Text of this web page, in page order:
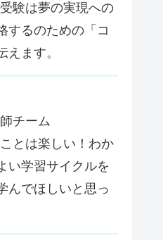
験は夢の実現への
するのための「コ
えます。
チーム
とは楽しい！わか
学習サイクルを
んでほしいと思っ